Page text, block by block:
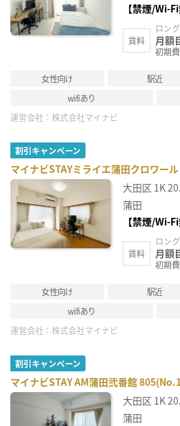
【禁煙/Wi-Fi
賃料
ロン
月額
初期
女性向け 駅近
wifiあり
運営会社： 株式会社マイナビ
割引キャンペーン
マイナビSTAYミライエ蒲田クロワー
大田区 1K
蒲田
【禁煙/Wi-Fi
賃料
ロン
月額
初期
女性向け 駅近
wifiあり
運営会社： 株式会社マイナビ
割引キャンペーン
マイナビSTAY AM蒲田弐番館
大田区 1K
蒲田